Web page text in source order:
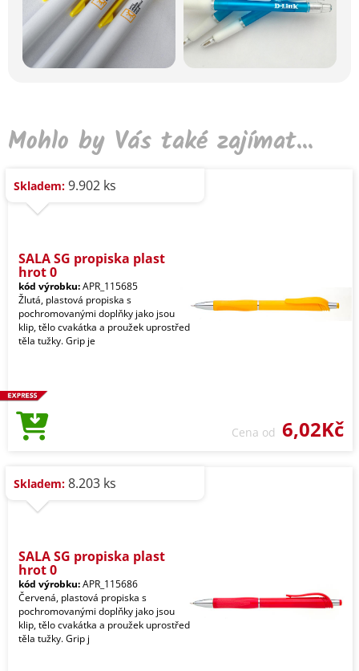
Mohlo by Vás také zajímat...
Skladem: 9.902 ks
SALA SG propiska plast
hrot 0
kód výrobku:APR_115685
Žlutá, plastová propiska s
pochromovanými doplňky jako jsou
klip, tělo cvakátka a proužek uprostřed
těla tužky. Grip je
Cena od 6,02Kč
Skladem: 8.203 ks
SALA SG propiska plast
hrot 0
kód výrobku:APR_115686
Červená, plastová propiska s
pochromovanými doplňky jako jsou
klip, tělo cvakátka a proužek uprostřed
těla tužky. Grip j